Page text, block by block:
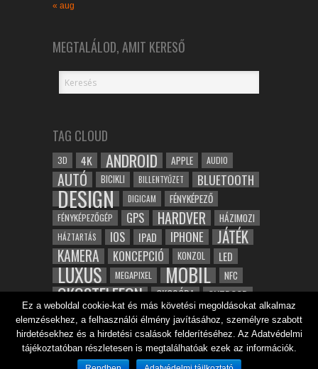
« aug
MEGTALÁLOD, AMIT KERESŐ
TAG CLOUD
3D 4K ANDROID APPLE AUDIO
AUTÓ BICIKLI BILLENTYŰZET BLUETOOTH
DESIGN DIGICAM FÉNYKÉPEZŐ
FÉNYKÉPEZŐGÉP GPS HARDVER HÁZIMOZI
HÁZTARTÁS IOS IPAD IPHONE JÁTÉK
KAMERA KONCEPCIÓ KONZOL LED
LUXUS MEGAPIXEL MOBIL NFC
OKOSTELEFON OKOSÓRA OUTDOOR
ROBOT SAMSUNG SPORT TABLET
TESZT VIDEÓ VÍZÁLLÓ WIFI ZENE ZÖLD
ÉPÍTÉSZET ÉRINTŐKÉPERNYŐ ÓRA
Ez a weboldal cookie-kat és más követési megoldásokat alkalmaz
elemzésekhez, a felhasználói élmény javításához, személyre szabott
hirdetésekhez és a hirdetési csalások felderítéséhez. Az Adatvédelmi
tájékoztatóban részletesen is megtalálhatóak ezek az információk.